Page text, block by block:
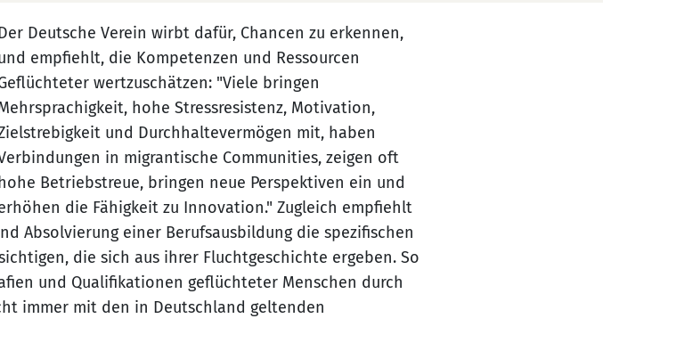
Deutsche Verein wirbt dafür, Chancen zu erkennen,
empfiehlt, die Kompetenzen und Ressourcen
wertzuschätzen: "Viele bringen
hohe Stressresistenz, Motivation,
und Durchhaltevermögen mit, haben
in migrantische Communities, zeigen oft
hohe Betriebstreue, bringen neue Perspektiven ein und
die Fähigkeit zu Innovation." Zugleich empfiehlt
Absolvierung einer Berufsausbildung die spezifischen
die sich aus ihrer Fluchtgeschichte ergeben. So
und Qualifikationen geflüchteter Menschen durch
immer mit den in Deutschland geltenden